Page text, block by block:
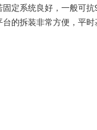
定系统良好，一般可抗
的拆装非常方便，平时